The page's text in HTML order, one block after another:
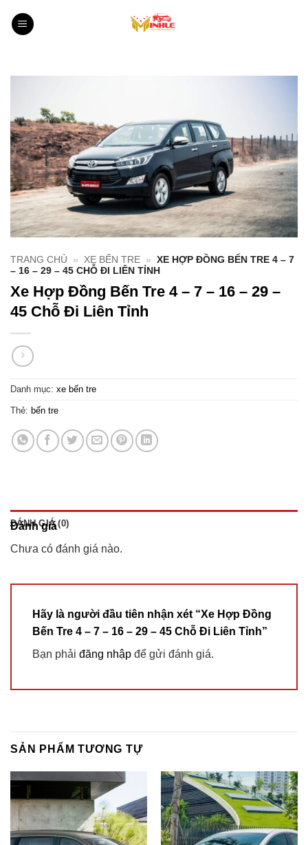
qua
TRANG CHỦ » XE BẾN TRE »
XE HỢP ĐỒNG BẾN TRE 4 – 7
– 16 – 29 – 45 CHỖ ĐI LIÊN TỈNH
Xe Hợp Đồng Bến Tre 4 – 7 – 16 – 29 –
45 Chỗ Đi Liên Tỉnh
Danh mục: xe bến tre
Thẻ: bến tre
ĐÁNH GIÁ (0)
Đánh giá
Chưa có đánh giá nào.
Hãy là người đầu tiên nhận xét “Xe Hợp Đồng
Bến Tre 4 – 7 – 16 – 29 – 45 Chỗ Đi Liên Tỉnh”
Bạn phải đăng nhập để gửi đánh giá.
SẢN PHẨM TƯƠNG TỰ